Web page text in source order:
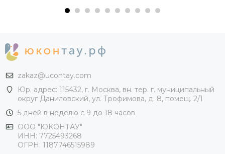
zakaz@ucontay.com
Юр. адрес: 115432, г. Москва, вн. тер. г. муниципальный
округ Даниловский, ул. Трофимова, д. 8, помещ. 2/1
5 дней в неделю с 9 до 18 часов
ООО "ЮКОНТАУ"
ИНН: 7725493268
ОГРН: 1187746515989